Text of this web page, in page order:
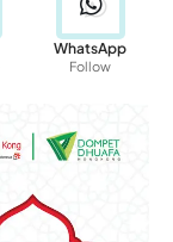
WhatsApp
Follow